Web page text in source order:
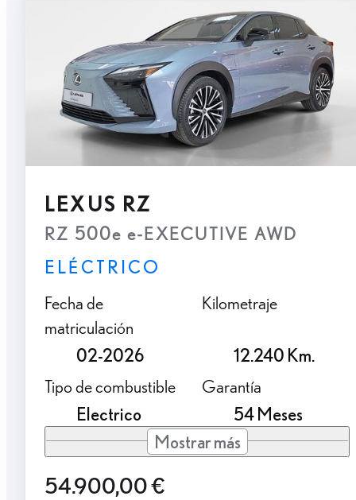
LEXUS RZ
RZ 500e e-EXECUTIVE AWD
ELÉCTRICO
Fecha de
matriculación
02-2026
Kilometraje
12.240 Km.
Tipo de combustible
Electrico
Garantía
54 Meses
Mostrar más
54.900,00 €